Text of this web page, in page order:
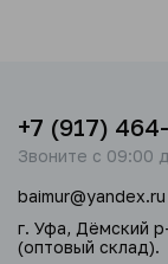
+7 (917)
Звоните с 09:00
baimur@yandex.ru
г. Уфа, Дёмский
(оптовый склад).